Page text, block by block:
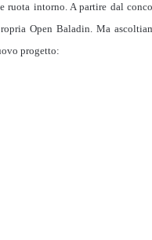
intorno. A partire dal
Open Baladin. Ma
progetto: